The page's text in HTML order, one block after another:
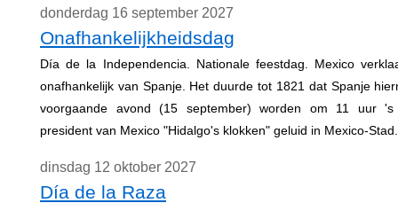
donderdag 16 september 2027
Onafhankelijkheidsdag
Día de la Independencia. Nationale feestdag. Mexico
onafhankelijk van Spanje. Het duurde tot 1821 dat Spanje
voorgaande avond (15 september) worden om 11 uur
president van Mexico "Hidalgo's klokken" geluid in Mexico-Stad.
dinsdag 12 oktober 2027
Día de la Raza